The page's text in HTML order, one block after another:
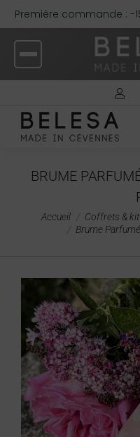
Première commande : -
BRUME
Vous êtes ici :
Accueil Coffrets &
Brume